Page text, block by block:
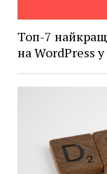
Топ-7
на WordPress